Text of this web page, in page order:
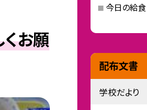
お願
今日の給食
配布文書
学校だより